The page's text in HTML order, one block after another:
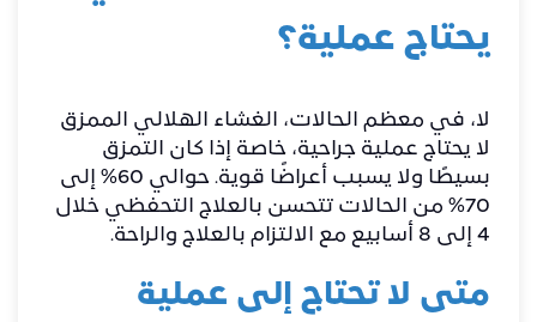
يحتاج عملية؟
لا، في معظم الحالات، الغشاء الهلالي الممزق
لا يحتاج عملية جراحية، خاصة إذا كان التمزق
بسيطًا ولا يسبب أعراضًا قوية. حوالي 60% إلى
70% من الحالات تتحسن بالعلاج التحفظي خلال
4 إلى 8 أسابيع مع الالتزام بالعلاج والراحة.
متى لا تحتاج إلى عملية